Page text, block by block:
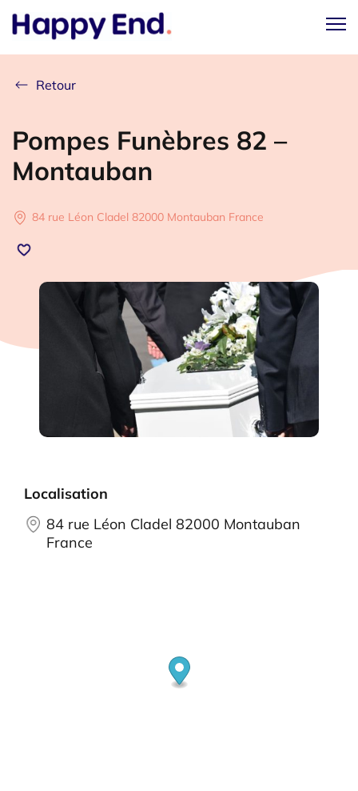
Retour
Pompes Funèbres 82 –
Montauban
84 rue Léon Cladel 82000 Montauban France
Localisation
84 rue Léon Cladel 82000 Montauban
France